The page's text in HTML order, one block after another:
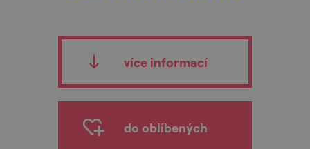
více informací
do oblíbených